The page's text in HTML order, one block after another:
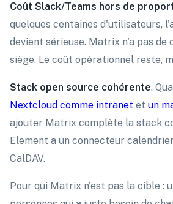
Coût Slack/Teams hors de
quelques centaines d'utilisateurs,
devient sérieuse. Matrix n'a pas de
siège. Le coût opérationnel reste,
Stack open source cohérente.
Nextcloud comme intranet et un
ajouter Matrix complète la stack
Element a un connecteur
CalDAV.
Pour qui Matrix n'est pas la cible :